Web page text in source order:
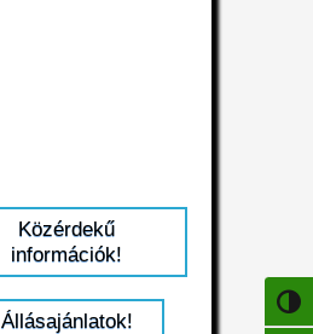
Közérdekű
információk!
Állásajánlatok!